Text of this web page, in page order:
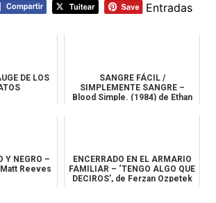
Entradas
DE LOS
SANGRE FÁCIL /
SIMPLEMENTE SANGRE –
Blood Simple. (1984) de Ethan
Y NEGRO –
Reeves
ENCERRADO EN EL ARMARIO
FAMILIAR – ‘TENGO ALGO QUE
DECIROS’, de Ferzan Ozpetek